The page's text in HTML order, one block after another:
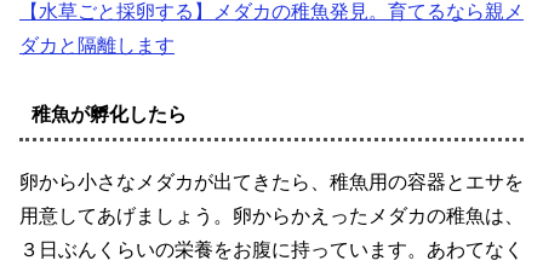
【水草ごと採卵する】メダカの稚魚発見。育てるなら親メ
ダカと隔離します
稚魚が孵化したら
卵から小さなメダカが出てきたら、稚魚用の容器とエサを
用意してあげましょう。卵からかえったメダカの稚魚は、
３日ぶんくらいの栄養をお腹に持っています。あわてなく